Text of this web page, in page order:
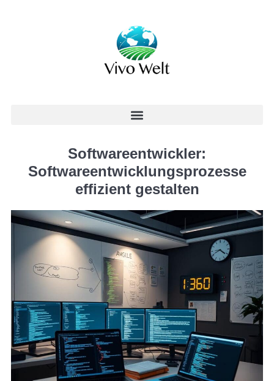
Softwareentwickler:
Softwareentwicklungsprozesse
effizient gestalten